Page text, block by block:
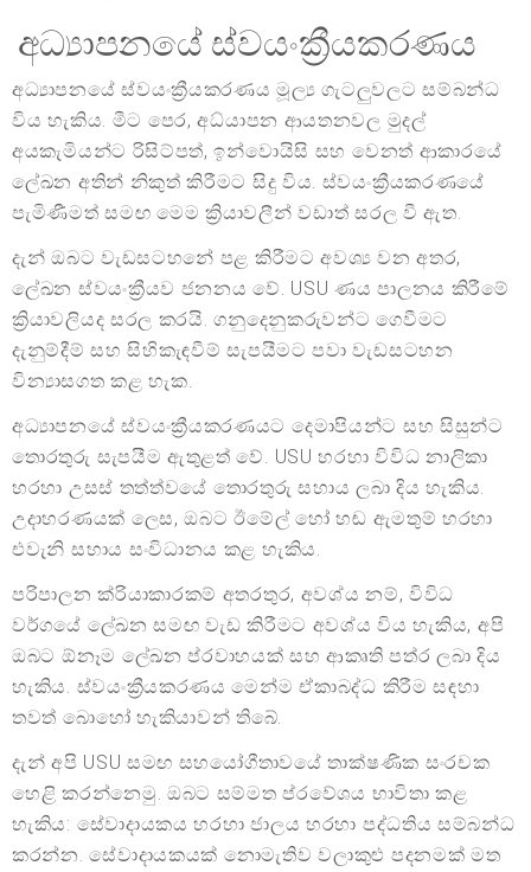
අධ්‍යාපනයේ ස්වයංක්‍රීයකරණය
අධ්‍යාපනයේ ස්වයංක්‍රීයකරණය මූල්‍ය ගැටලුවලට සම්බන්ධ
විය හැකිය. මීට පෙර, අධ්යාපන ආයතනවල මුදල්
අයකැමියන්ට රිසිට්පත්, ඉන්වොයිසි සහ වෙනත් ආකාරයේ
ලේඛන අතින් නිකුත් කිරීමට සිදු විය. ස්වයංක්‍රීයකරණයේ
පැමිණීමත් සමඟ මෙම ක්‍රියාවලීන් වඩාත් සරල වී ඇත.
දැන් ඔබට වැඩසටහනේ පළ කිරීමට අවශ්‍ය වන අතර,
ලේඛන ස්වයංක්‍රීයව ජනනය වේ. USU ණය පාලනය කිරීමේ
ක්‍රියාවලියද සරල කරයි. ගනුදෙනුකරුවන්ට ගෙවීමට
දැනුම්දීම් සහ සිහිකැඳවීම් සැපයීමට පවා වැඩසටහන
වින්‍යාසගත කළ හැක.
අධ්‍යාපනයේ ස්වයංක්‍රීයකරණයට දෙමාපියන්ට සහ සිසුන්ට
තොරතුරු සැපයීම ඇතුළත් වේ. USU හරහා විවිධ නාලිකා
හරහා උසස් තත්ත්වයේ තොරතුරු සහාය ලබා දිය හැකිය.
උදාහරණයක් ලෙස, ඔබට ඊමේල් හෝ හඬ ඇමතුම් හරහා
එවැනි සහාය සංවිධානය කළ හැකිය.
පරිපාලන ක්රියාකාරකම් අතරතුර, අවශ්ය නම්, විවිධ
වර්ගයේ ලේඛන සමඟ වැඩ කිරීමට අවශ්ය විය හැකිය, අපි
ඔබට ඕනෑම ලේඛන ප්රවාහයක් සහ ආකෘති පත්ර ලබා දිය
හැකිය. ස්වයංක්‍රීයකරණය මෙන්ම ඒකාබද්ධ කිරීම සඳහා
තවත් බොහෝ හැකියාවන් තිබේ.
දැන් අපි USU සමඟ සහයෝගීතාවයේ තාක්ෂණික සංරචක
හෙළි කරන්නෙමු. ඔබට සම්මත ප්රවේශය භාවිතා කළ
හැකිය: සේවාදායකය හරහා ජාලය හරහා පද්ධතිය සම්බන්ධ
කරන්න. සේවාදායකයක් නොමැතිව වලාකුළු පදනමක් මත